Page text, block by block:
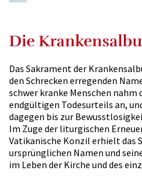
Die
Das Sakrament der
den Schrecken erregenden
schwer kranke Menschen nahm
endgültigen Todesurteils an,
dagegen bis zur
Im Zuge der liturgischen
Vatikanische Konzil erhielt das
ursprünglichen Namen und
im Leben der Kirche und des